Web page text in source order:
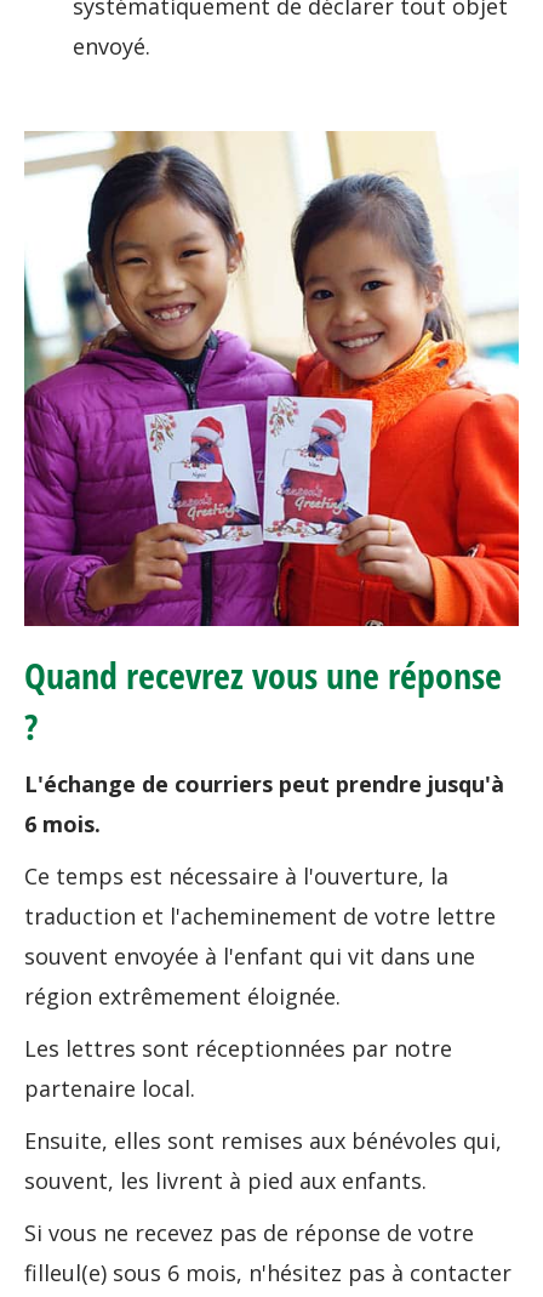
systématiquement de déclarer tout objet
envoyé.
Quand recevrez vous une réponse
?
L'échange de courriers peut prendre jusqu'à
6 mois.
Ce temps est nécessaire à l'ouverture, la
traduction et l'acheminement de votre lettre
souvent envoyée à l'enfant qui vit dans une
région extrêmement éloignée.
Les lettres sont réceptionnées par notre
partenaire local.
Ensuite, elles sont remises aux bénévoles qui,
souvent, les livrent à pied aux enfants.
Si vous ne recevez pas de réponse de votre
filleul(e) sous 6 mois, n'hésitez pas à contacter